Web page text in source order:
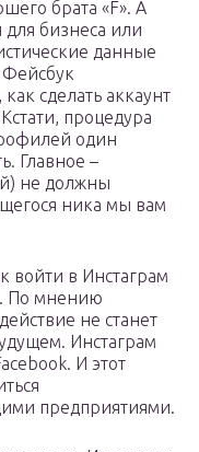
брата «F». А
бизнеса или
данные
сделать аккаунт
процедура
один
Главное –
не должны
ника мы вам
войти в Инстаграм
По мнению
не станет
Инстаграм
И этот
предприятиями.